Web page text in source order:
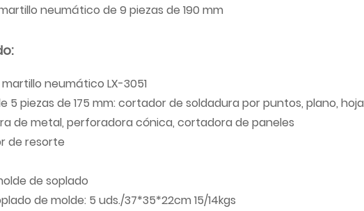
neumático de 9 piezas de 190 mm
martillo neumático LX-3051
5 piezas de 175 mm: cortador de soldadura por puntos, plano, hoja
de metal, perforadora cónica, cortadora de paneles
de resorte
de soplado
de molde: 5 uds./37*35*22cm 15/14kgs